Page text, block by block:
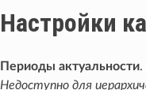
Настройки
Периоды актуальности.
Недоступно для